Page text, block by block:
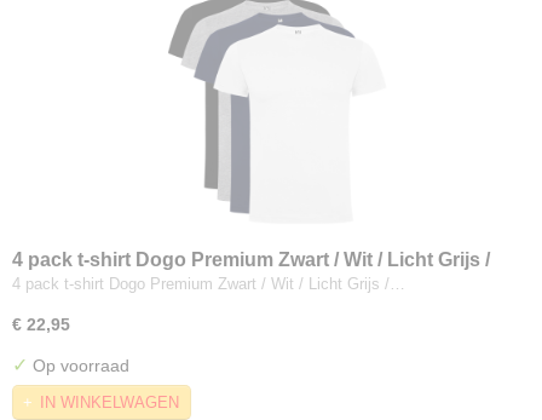
4 pack t-shirt Dogo Premium Zwart / Wit / Licht Grijs /
Donker Blauw
4 pack t-shirt Dogo Premium Zwart / Wit / Licht Grijs /…
€ 22,95
✓ Op voorraad
IN WINKELWAGEN